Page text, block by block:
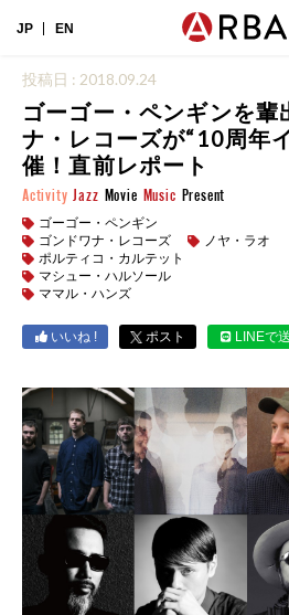
JP EN
投稿日 : 2018.09.24
ゴーゴー・ペンギンを輩
ナ・レコーズが“10周年
催！直前レポート
Activity Jazz Movie Music Present
ゴーゴー・ペンギン
ゴンドワナ・レコーズ
ノヤ・ラオ
ポルティコ・カルテット
マシュー・ハルソール
ママル・ハンズ
いいね ! ポスト LINEで